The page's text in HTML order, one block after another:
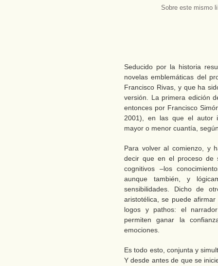
Sobre este mismo
Seducido por la historia
novelas emblemáticas del
Francisco Rivas, y que ha
versión. La primera edición
entonces por Francisco
2001), en las que el autor
mayor o menor cuantía,
Para volver al comienzo, y
decir que en el proceso de
cognitivos –los
aunque también, y
sensibilidades. Dicho de
aristotélica, se puede
logos y pathos: el
permiten ganar la
emociones.
Es todo esto, conjunta y
Y desde antes de que se